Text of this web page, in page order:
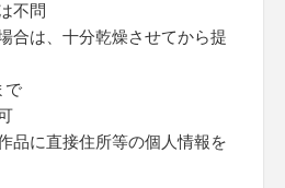
不問
合は、十分乾燥させてから提
で
品に直接住所等の個人情報を